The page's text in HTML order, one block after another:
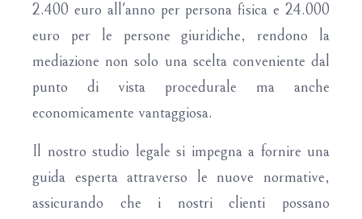
2.400 euro all'anno per persona fisica e 24.000
euro per le persone giuridiche, rendono la
mediazione non solo una scelta conveniente dal
punto di vista procedurale ma anche
economicamente vantaggiosa.
Il nostro studio legale si impegna a fornire una
guida esperta attraverso le nuove normative,
assicurando che i nostri clienti possano